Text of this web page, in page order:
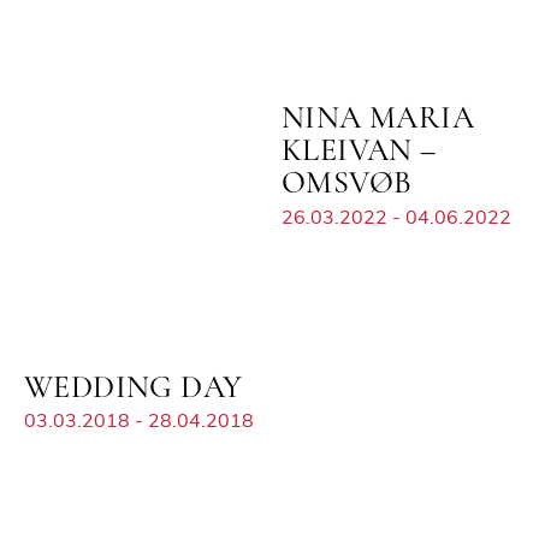
NINA MARIA
KLEIVAN –
OMSVØB
26.03.2022 - 04.06.2022
WEDDING DAY
03.03.2018 - 28.04.2018